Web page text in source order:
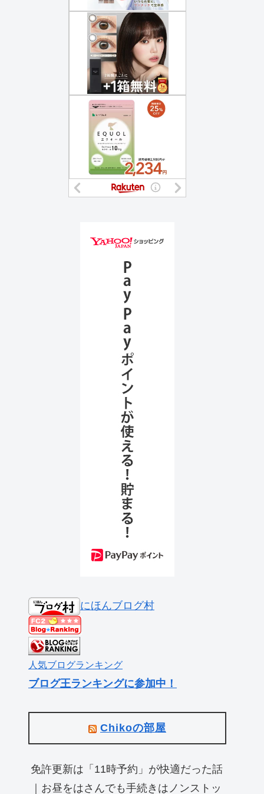
にほんブログ村
人気ブログランキング
ブログ王ランキングに参加中！
Chikoの部屋
免許更新は「11時予約」が快適だった話
｜お昼をはさんでも手続きはノンストッ